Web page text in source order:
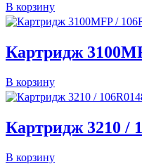
В корзину
Картридж
В корзину
Картридж 3210 /
В корзину